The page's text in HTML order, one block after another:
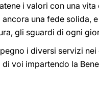
i valori con una
una fede
gli sguardi di ogni
i diversi servizi
voi impartendo la